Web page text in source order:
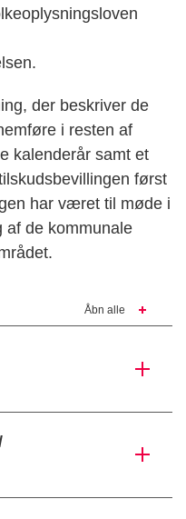
der beskriver de
i resten af
kalenderår samt et
først
har været til møde i
af de kommunale
Åbn alle